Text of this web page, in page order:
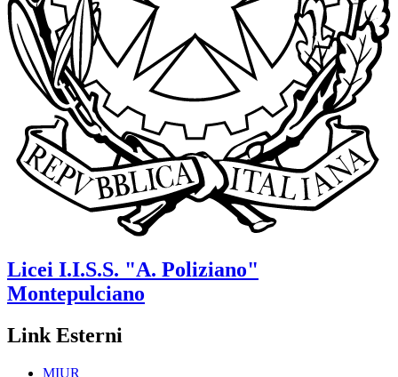
Licei I.I.S.S. "A. Poliziano"
Montepulciano
Link Esterni
MIUR